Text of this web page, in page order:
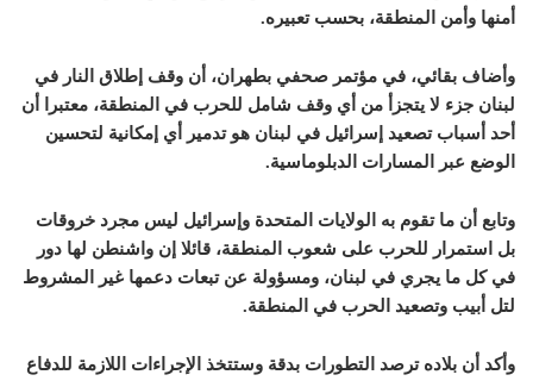
أمنها وأمن المنطقة، بحسب تعبيره.
وأضاف بقائي، في مؤتمر صحفي بطهران، أن وقف إطلاق النار في
لبنان جزء لا يتجزأ من أي وقف شامل للحرب في المنطقة، معتبرا أن
أحد أسباب تصعيد إسرائيل في لبنان هو تدمير أي إمكانية لتحسين
الوضع عبر المسارات الدبلوماسية.
وتابع أن ما تقوم به الولايات المتحدة وإسرائيل ليس مجرد خروقات
بل استمرار للحرب على شعوب المنطقة، قائلا إن واشنطن لها دور
في كل ما يجري في لبنان، ومسؤولة عن تبعات دعمها غير المشروط
لتل أبيب وتصعيد الحرب في المنطقة.
وأكد أن بلاده ترصد التطورات بدقة وستتخذ الإجراءات اللازمة للدفاع